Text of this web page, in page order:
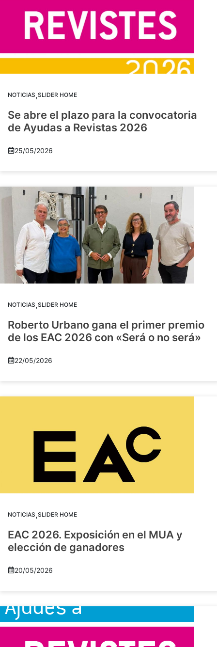
NOTICIAS,SLIDER HOME
Se abre el plazo para la convocatoria
de Ayudas a Revistas 2026
25/05/2026
NOTICIAS,SLIDER HOME
Roberto Urbano gana el primer premio
de los EAC 2026 con «Será o no será»
22/05/2026
NOTICIAS,SLIDER HOME
EAC 2026. Exposición en el MUA y
elección de ganadores
20/05/2026